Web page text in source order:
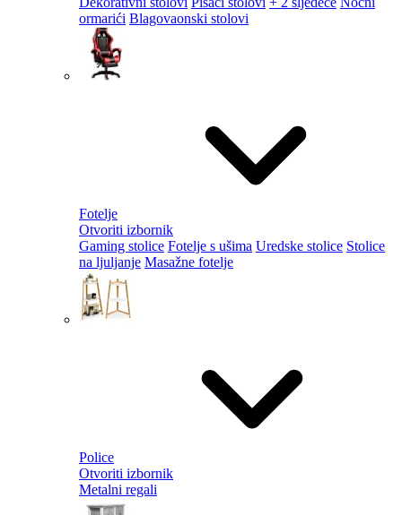
ormarići Blagovaonski stolovi
Fotelje
Otvoriti izbornik
Gaming stolice Fotelje s ušima Uredske stolice Stolice
na ljuljanje Masažne fotelje
Police
Otvoriti izbornik
Metalni regali